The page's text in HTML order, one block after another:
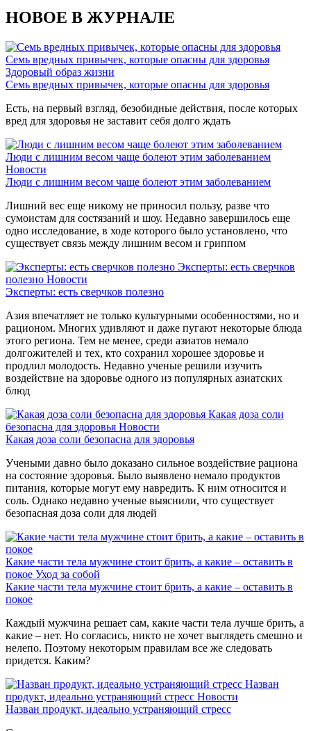
НОВОЕ В ЖУРНАЛЕ
Семь вредных привычек, которые опасны для здоровья
Здоровый образ жизни
Семь вредных привычек, которые опасны для здоровья
Есть, на первый взгляд, безобидные действия, после которых
вред для здоровья не заставит себя долго ждать
Люди с лишним весом чаще болеют этим заболеванием
Новости
Люди с лишним весом чаще болеют этим заболеванием
Лишний вес еще никому не приносил пользу, разве что
сумоистам для состязаний и шоу. Недавно завершилось еще
одно исследование, в ходе которого было установлено, что
существует связь между лишним весом и гриппом
Эксперты: есть сверчков
полезно Новости
Эксперты: есть сверчков полезно
Азия впечатляет не только культурными особенностями, но и
рационом. Многих удивляют и даже пугают некоторые блюда
этого региона. Тем не менее, среди азиатов немало
долгожителей и тех, кто сохранил хорошее здоровье и
продлил молодость. Недавно ученые решили изучить
воздействие на здоровье одного из популярных азиатских
блюд
Какая доза соли
безопасна для здоровья Новости
Какая доза соли безопасна для здоровья
Учеными давно было доказано сильное воздействие рациона
на состояние здоровья. Было выявлено немало продуктов
питания, которые могут ему навредить. К ним относится и
соль. Однако недавно ученые выяснили, что существует
безопасная доза соли для людей
Какие части тела мужчине стоит брить, а какие – оставить в
покое Уход за собой
Какие части тела мужчине стоит брить, а какие – оставить в
покое
Каждый мужчина решает сам, какие части тела лучше брить, а
какие – нет. Но согласись, никто не хочет выглядеть смешно и
нелепо. Поэтому некоторым правилам все же следовать
придется. Каким?
Назван
продукт, идеально устраняющий стресс Новости
Назван продукт, идеально устраняющий стресс